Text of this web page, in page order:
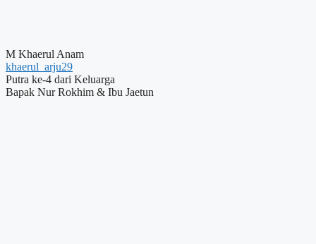
M Khaerul Anam
khaerul_arju29
Putra ke-4 dari Keluarga
Bapak Nur Rokhim & Ibu Jaetun